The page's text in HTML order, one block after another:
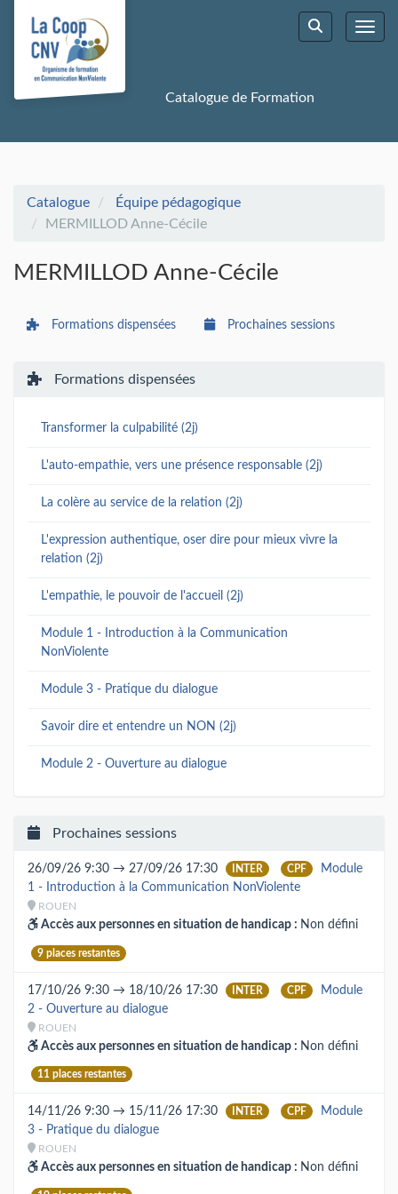
Aller au menu principal
Aller au contenu principal
Personnaliser l'interface
Rechercher
Catalogue de Formation
Catalogue
Équipe pédagogique
MERMILLOD Anne-Cécile
MERMILLOD Anne-Cécile
Formations dispensées Prochaines sessions
Formations dispensées
Transformer la culpabilité (2j)
L'auto-empathie, vers une présence responsable (2j)
La colère au service de la relation (2j)
L'expression authentique, oser dire pour mieux vivre la
relation (2j)
L'empathie, le pouvoir de l'accueil (2j)
Module 1 - Introduction à la Communication
NonViolente
Module 3 - Pratique du dialogue
Savoir dire et entendre un NON (2j)
Module 2 - Ouverture au dialogue
Prochaines sessions
26/09/26 9:30 → 27/09/26 17:30 INTER CPF
Module
1 - Introduction à la Communication NonViolente
ROUEN
Accès aux personnes en situation de handicap : Non défini
9 places restantes
17/10/26 9:30 → 18/10/26 17:30 INTER CPF
Module
2 - Ouverture au dialogue
ROUEN
Accès aux personnes en situation de handicap : Non défini
11 places restantes
14/11/26 9:30 → 15/11/26 17:30 INTER CPF
Module
3 - Pratique du dialogue
ROUEN
Accès aux personnes en situation de handicap : Non défini